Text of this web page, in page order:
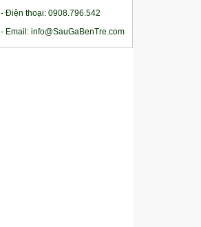
- Điện thoại: 0908.796.542
- Email: info@SauGaBenTre.com